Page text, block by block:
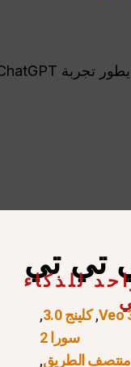
الذين يريدون
تي تي
للذكاء
Veo
,كلينج 3.0
,
سورا 2
منتصف الطريق,